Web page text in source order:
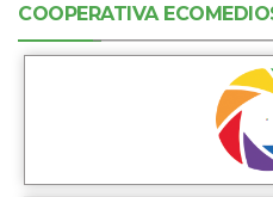
COOPERATIVA